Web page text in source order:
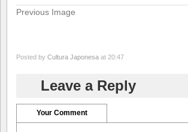
Previous Image
Posted by Cultura Japonesa at 20:47
Leave a Reply
Your Comment